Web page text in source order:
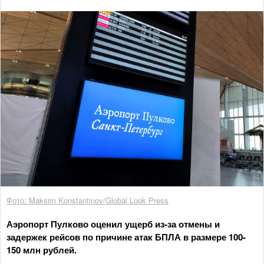
Фото: Maksim Konstantinov/Global Look Press
Аэропорт Пулково оценил ущерб из-за отмены и
задержек рейсов по причине атак БПЛА в размере 100-
150 млн рублей.